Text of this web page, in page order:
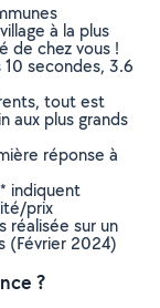
à la plus
de chez vous !
secondes, 3.6
tout est
aux plus grands
réponse à
indiquent
prix
réalisée sur un
(Février 2024)
?